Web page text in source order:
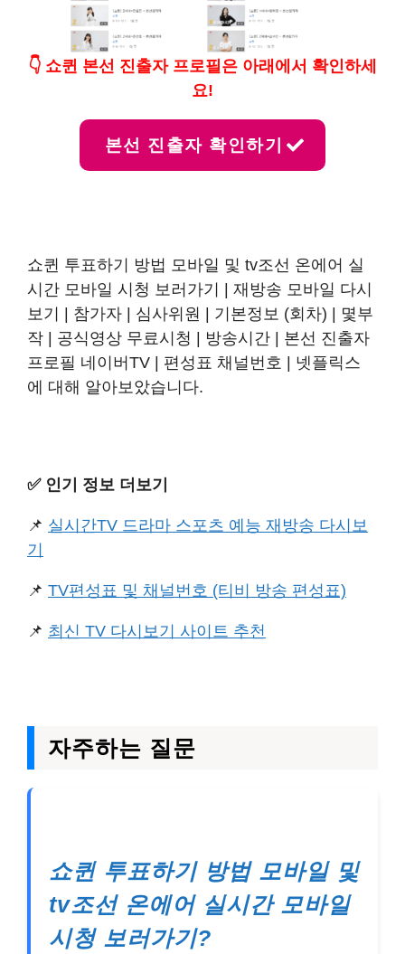
👇 쇼퀸 본선 진출자 프로필은 아래에서 확인하세
요!
본선 진출자 확인하기
쇼퀸 투표하기 방법 모바일 및 tv조선 온에어 실
시간 모바일 시청 보러가기 | 재방송 모바일 다시
보기 | 참가자 | 심사위원 | 기본정보 (회차) | 몇부
작 | 공식영상 무료시청 | 방송시간 | 본선 진출자
프로필 네이버TV | 편성표 채널번호 | 넷플릭스
에 대해 알아보았습니다.
✅️ 인기 정보 더보기
📌 실시간TV 드라마 스포츠 예능 재방송 다시보
기
📌 TV편성표 및 채널번호 (티비 방송 편성표)
📌 최신 TV 다시보기 사이트 추천
자주하는 질문
쇼퀸 투표하기 방법 모바일 및
tv조선 온에어 실시간 모바일
시청 보러가기?